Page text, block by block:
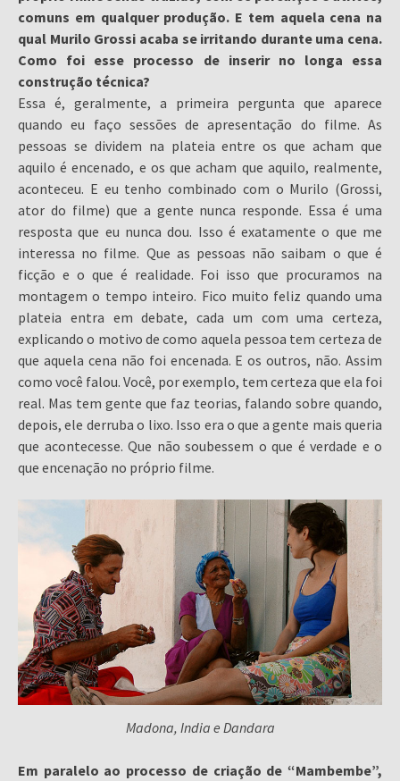
comuns em qualquer produção. E tem aquela cena na
qual Murilo Grossi acaba se irritando durante uma cena.
Como foi esse processo de inserir no longa essa
construção técnica?
Essa é, geralmente, a primeira pergunta que aparece
quando eu faço sessões de apresentação do filme. As
pessoas se dividem na plateia entre os que acham que
aquilo é encenado, e os que acham que aquilo, realmente,
aconteceu. E eu tenho combinado com o Murilo (Grossi,
ator do filme) que a gente nunca responde. Essa é uma
resposta que eu nunca dou. Isso é exatamente o que me
interessa no filme. Que as pessoas não saibam o que é
ficção e o que é realidade. Foi isso que procuramos na
montagem o tempo inteiro. Fico muito feliz quando uma
plateia entra em debate, cada um com uma certeza,
explicando o motivo de como aquela pessoa tem certeza de
que aquela cena não foi encenada. E os outros, não. Assim
como você falou. Você, por exemplo, tem certeza que ela foi
real. Mas tem gente que faz teorias, falando sobre quando,
depois, ele derruba o lixo. Isso era o que a gente mais queria
que acontecesse. Que não soubessem o que é verdade e o
que encenação no próprio filme.
Madona, India e Dandara
Em paralelo ao processo de criação de “Mambembe”,